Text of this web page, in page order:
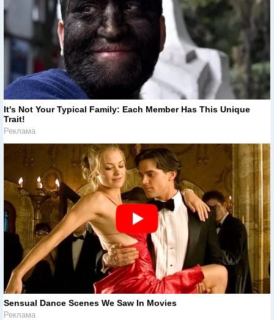
It's Not Your Typical Family: Each Member Has This Unique
Trait!
Реклама
Sensual Dance Scenes We Saw In Movies
Реклама